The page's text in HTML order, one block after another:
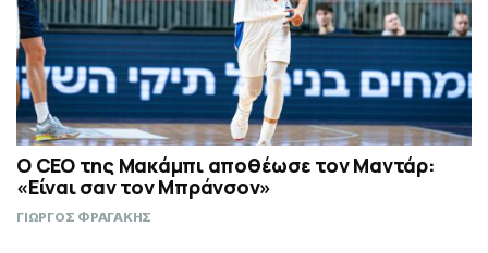
Ο CEO της Μακάμπι αποθέωσε τον Μαντάρ:
«Είναι σαν τον Μπράνσον»
ΓΙΩΡΓΟΣ ΦΡΑΓΑΚΗΣ